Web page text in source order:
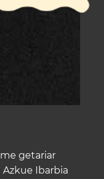
getariar
Azkue Ibarbia